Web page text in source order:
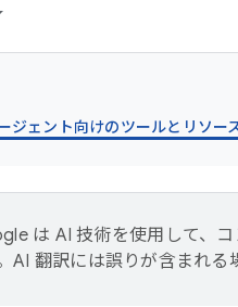
ジェント向けのツールとリソー
は AI 技術を使用して、
AI 翻訳には誤りが含まれる